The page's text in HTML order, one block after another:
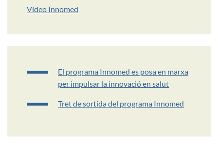
Vídeo Innomed
El programa Innomed es posa en marxa
per impulsar la innovació en salut
Tret de sortida del programa Innomed